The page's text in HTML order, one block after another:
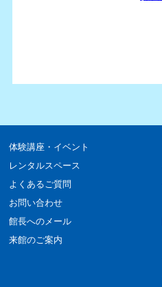
体験講座・イベント
レンタルスペース
よくあるご質問
お問い合わせ
館長へのメール
来館のご案内